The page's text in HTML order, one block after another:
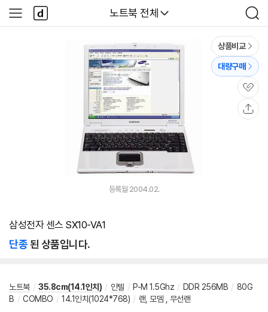
다나와
노트북 전체
검
색
사
이
다
나
와
상품비교
대량구매
관
심
등록월 2004.02.
삼성전자 센스 SX10-VA1
단종된 상품입니다.
노트북 / 35.8cm(14.1인치) / 인텔 / P-M 1.5Ghz / DDR 256MB / 80G
B / COMBO / 14.1인치(1024*768) / 랜, 모뎀 , 무선랜